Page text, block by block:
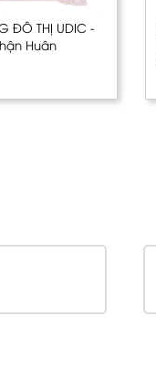
ĐÔ THỊ UDIC -
Huân